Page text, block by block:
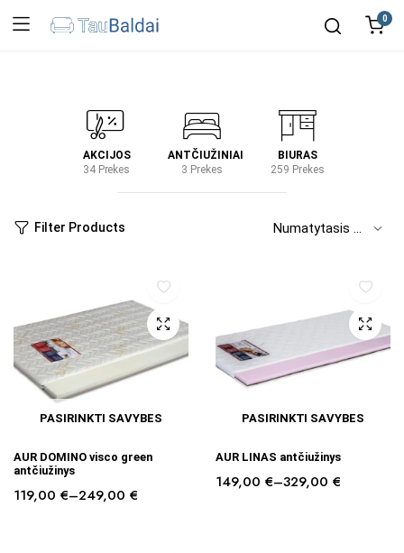
0
AKCIJOS
34 Prekes
ANTČIUŽINIAI
3 Prekes
BIURAS
259 Prekes
Filter Products
PASIRINKTI SAVYBES
AUR DOMINO visco green
antčiužinys
119,00 €–249,00 €
PASIRINKTI SAVYBES
AUR LINAS antčiužinys
149,00 €–329,00 €